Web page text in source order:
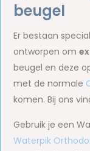
beugel
Er bestaan
ontworpen om
beugel en deze
met de normale
komen. Bij ons
Gebruik je een
Waterpik